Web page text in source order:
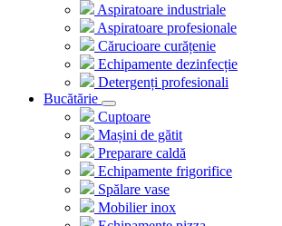
Aspiratoare industriale
Aspiratoare profesionale
Cărucioare curățenie
Echipamente dezinfecție
Detergenți profesionali
Bucătărie
Cuptoare
Mașini de gătit
Preparare caldă
Echipamente frigorifice
Spălare vase
Mobilier inox